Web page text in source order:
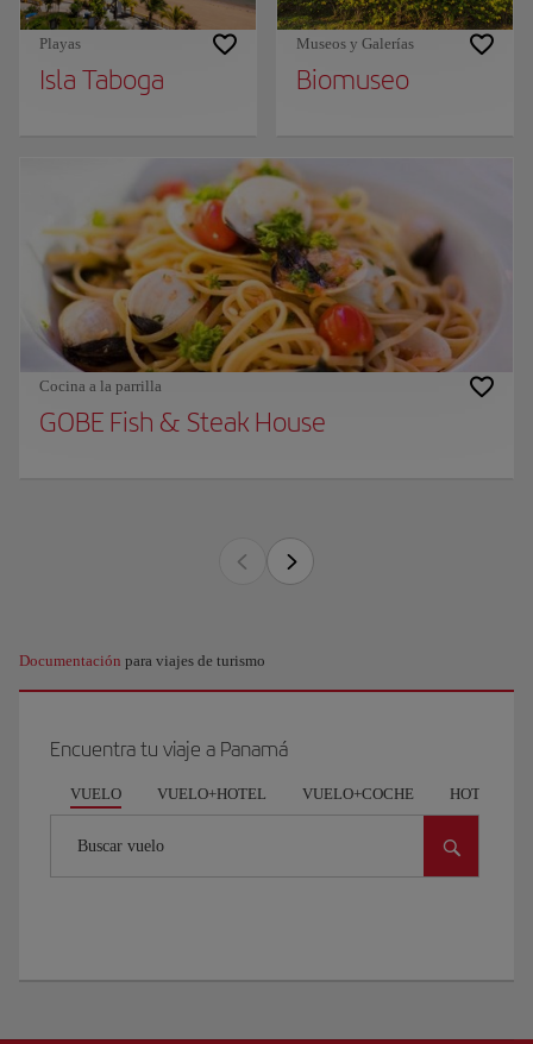
Playas
Isla Taboga
Museos y Galerías
Biomuseo
Cocina a la parrilla
GOBE Fish & Steak House
Documentación para viajes de turismo
Encuentra tu viaje a Panamá
VUELO VUELO+HOTEL VUELO+COCHE HOTEL
Buscar vuelo